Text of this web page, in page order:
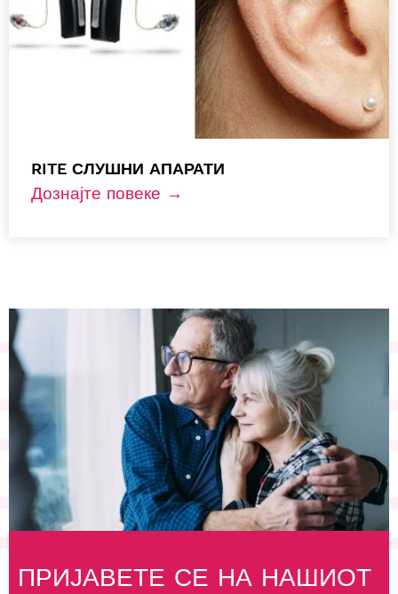
RITE СЛУШНИ АПАРАТИ
Дознајте повеке →
ПРИЈАВЕТЕ СЕ НА НАШИОТ